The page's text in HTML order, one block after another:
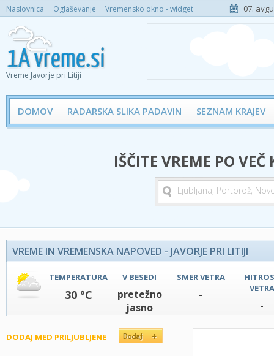
Naslovnica Oglaševanje Vremensko okno - widget 07.
Vreme Javorje pri Litiji
DOMOV RADARSKA SLIKA PADAVIN SEZNAM KRAJEV
IŠČITE VREME PO
VREME IN VREMENSKA NAPOVED - JAVORJE PRI LITIJI
TEMPERATURA
30 °C
V BESEDI
pretežno
jasno
SMER VETRA
-
VETRA
-
DODAJ MED PRILJUBLJENE